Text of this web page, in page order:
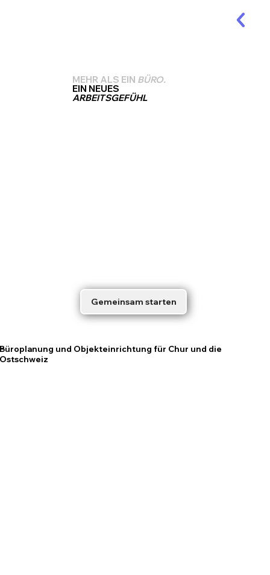
Gemeinsam starten
MEHR ALS EIN BÜRO.
EIN NEUES
ARBEITSGEFÜHL
Büroplanung und Objekteinrichtungfür Chur und die
Ostschweiz